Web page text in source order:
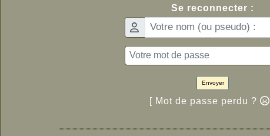
Se reconnecter :
Envoyer
[ Mot de passe perdu ?